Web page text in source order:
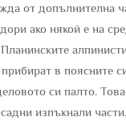
от допълнителна
ако някой е на
в поясните
си палто.
изпъкнали